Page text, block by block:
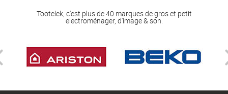
Tootelek, c'est plus de 40 marques de gros et petit
electroménager, d'image & son.